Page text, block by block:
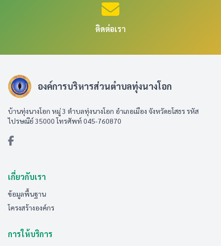
ติดต่อเรา
องค์การบริหารส่วนตำบลทุ่งนางโอก
บ้านทุ่งนางโอก หมู่ 3 ตำบลทุ่งนางโอก อำเภอเมือง จังหวัดยโสธร รหัส
ไปรษณีย์ 35000 โทรศัพท์ 045-760870
เกี่ยวกับเรา
ข้อมูลพื้นฐาน
โครงสร้างองค์กร
การให้บริการ